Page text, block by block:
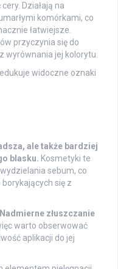
Działają na
komórkami, co
łatwiejsze.
przyczynia się do
wyrównania jej kolorytu.
widoczne oznaki
ale także bardziej
blasku. Kosmetyki te
sebum, co
się z
Nadmierne złuszczanie
warto obserwować
aplikacji do jej